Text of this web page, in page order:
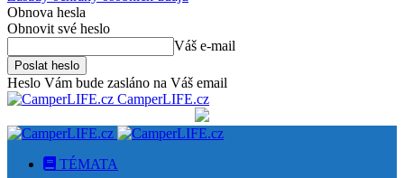
Obnova hesla
Obnovit své heslo
Váš e-mail
Heslo Vám bude zasláno na Váš email
CamperLIFE.cz
TÉMATA